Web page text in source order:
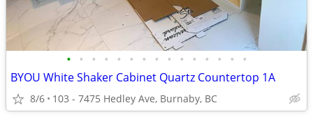
• • • • • • • • • • • • • • •
BYOU White Shaker Cabinet Quartz Countertop 1A
8/6 103 - 7475 Hedley Ave, Burnaby, BC